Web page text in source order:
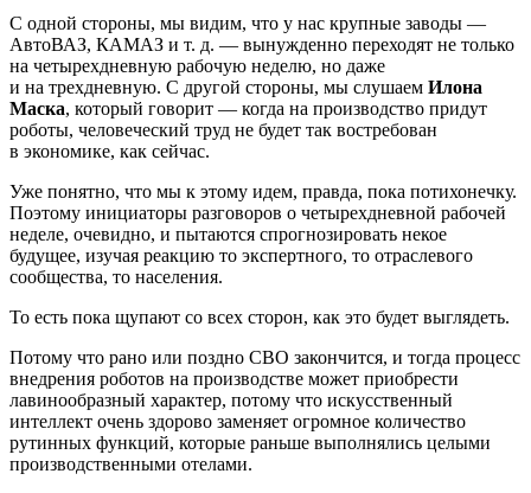
С одной стороны, мы видим, что у нас крупные заводы —
АвтоВАЗ, КАМАЗ и т. д. — вынужденно переходят не только
на четырехдневную рабочую неделю, но даже
и на трехдневную. С другой стороны, мы слушаем Илона
Маска, который говорит — когда на производство придут
роботы, человеческий труд не будет так востребован
в экономике, как сейчас.
Уже понятно, что мы к этому идем, правда, пока потихонечку.
Поэтому инициаторы разговоров о четырехдневной рабочей
неделе, очевидно, и пытаются спрогнозировать некое
будущее, изучая реакцию то экспертного, то отраслевого
сообщества, то населения.
То есть пока щупают со всех сторон, как это будет выглядеть.
Потому что рано или поздно СВО закончится, и тогда процесс
внедрения роботов на производстве может приобрести
лавинообразный характер, потому что искусственный
интеллект очень здорово заменяет огромное количество
рутинных функций, которые раньше выполнялись целыми
производственными отелами.